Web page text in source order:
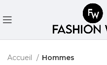
Accueil Hommes